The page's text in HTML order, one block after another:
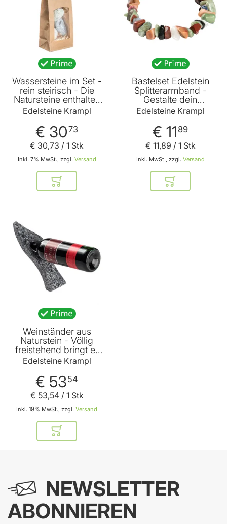
Wassersteine im Set -
rein steirisch - Die
Natursteine enthalten
wertvolle Mineralstoffe
von Edelsteine Krampl
Edelsteine Krampl
€ 3073
Inkl. 7% MwSt., zzgl. Versand
€ 30,73 / 1 Stk
In den Warenkorb
Bastelset Edelstein
Splitterarmband -
Gestalte dein
persönliches
Schmuckstück - Mit
detaillierter
Bastelanleitung von
Edelsteine Krampl
Edelsteine Krampl
€ 11 89
Inkl. MwSt., zzgl. Versand
€ 11,89 / 1 Stk
In den
Weinständer aus
Naturstein - Völlig
freistehend bringt er
jede Weinflasche zum
Schweben - Edles
Dekor und eine
wunderbare
Geschenkidee von
Edelsteine Krampl
Edelsteine Krampl
€ 5354
Inkl. 19% MwSt., zzgl. Versand
€ 53,54/ 1 Stk
In den Warenkorb
NEWSLETTER
ABONNIEREN